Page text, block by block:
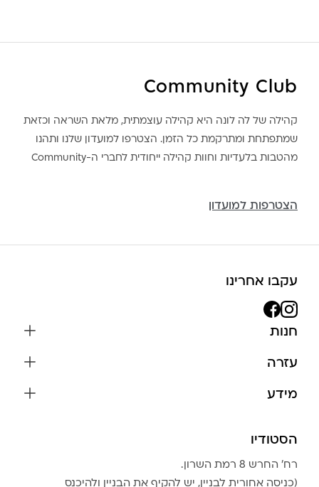
Community Club
קהילה של לה לונה היא קהילה עוצמתית, מלאת השראה וכזאת
שמתפתחת ומתרקמת כל הזמן. הצטרפו למועדון שלנו ותהנו
מהטבות בלעדיות וחוות קהילה ייחודית לחברי ה-Community
הצטרפות למועדון
עקבו אחרינו
חנות
צמידים
בגדים
אביזרים
עזרה
מידע
שמירה על התכשיטים
הצהרת נגישות
טבלת מידות טבעות
הסטודיו
רח׳ החרש 8 רמת השרון.
(כניסה אחורית לבניין, יש להקיף את הבניין ולהיכנס